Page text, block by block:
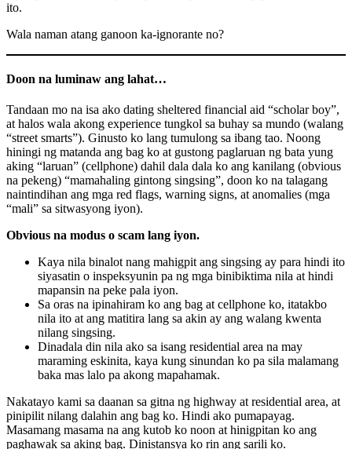
ito.
Wala naman atang ganoon ka-ignorante no?
Doon na luminaw ang lahat…
Tandaan mo na isa ako dating sheltered financial aid “scholar boy”,
at halos wala akong experience tungkol sa buhay sa mundo (walang
“street smarts”). Ginusto ko lang tumulong sa ibang tao. Noong
hiningi ng matanda ang bag ko at gustong paglaruan ng bata yung
aking “laruan” (cellphone) dahil dala dala ko ang kanilang (obvious
na pekeng) “mamahaling gintong singsing”, doon ko na talagang
naintindihan ang mga red flags, warning signs, at anomalies (mga
“mali” sa sitwasyong iyon).
Obvious na modus o scam lang iyon.
Kaya nila binalot nang mahigpit ang singsing ay para hindi ito
siyasatin o inspeksyunin pa ng mga binibiktima nila at hindi
mapansin na peke pala iyon.
Sa oras na ipinahiram ko ang bag at cellphone ko, itatakbo
nila ito at ang matitira lang sa akin ay ang walang kwenta
nilang singsing.
Dinadala din nila ako sa isang residential area na may
maraming eskinita, kaya kung sinundan ko pa sila malamang
baka mas lalo pa akong mapahamak.
Nakatayo kami sa daanan sa gitna ng highway at residential area, at
pinipilit nilang dalahin ang bag ko. Hindi ako pumapayag.
Masamang masama na ang kutob ko noon at hinigpitan ko ang
paghawak sa aking bag. Dinistansya ko rin ang sarili ko.